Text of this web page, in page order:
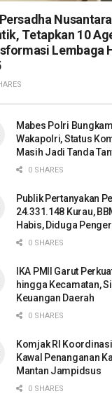
Tetapkan 10
Lembaga
Mabes Polri
Wakapolri, Status
Masih Jadi Tanda
0 SHARES
Publik Pertanyakan
24.331.148 Kurau,
Habis, Diduga
0 SHARES
IKA PMII Garut
hingga Kecamatan,
Keuangan Daerah
0 SHARES
Komjak RI
Kawal Penanganan
Mantan Jampidsus
0 SHARES